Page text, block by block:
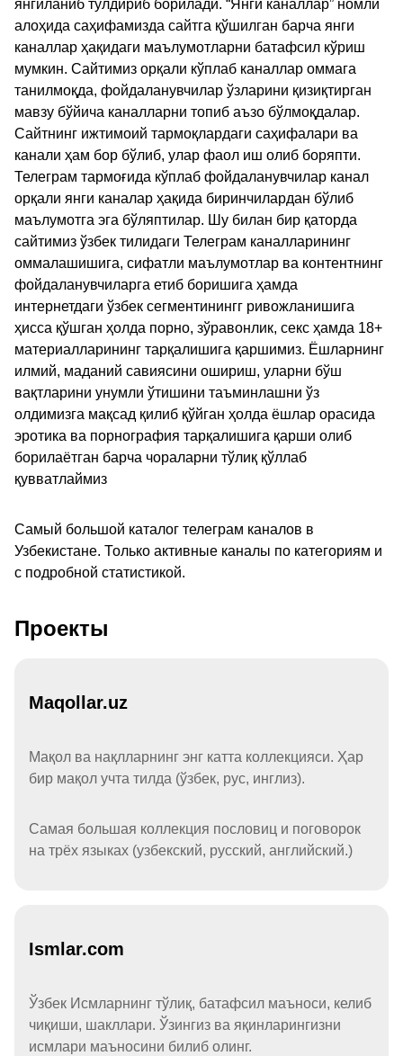
янгиланиб тўлдириб борилади. “Янги каналлар” номли
алоҳида саҳифамизда сайтга қўшилган барча янги
каналлар ҳақидаги маълумотларни батафсил кўриш
мумкин. Сайтимиз орқали кўплаб каналлар оммага
танилмоқда, фойдаланувчилар ўзларини қизиқтирган
мавзу бўйича каналларни топиб аъзо бўлмоқдалар.
Сайтнинг ижтимоий тармоқлардаги саҳифалари ва
канали ҳам бор бўлиб, улар фаол иш олиб боряпти.
Телеграм тармоғида кўплаб фойдаланувчилар канал
орқали янги каналар ҳақида биринчилардан бўлиб
маълумотга эга бўляптилар. Шу билан бир қаторда
сайтимиз ўзбек тилидаги Телеграм каналларининг
оммалашишига, сифатли маълумотлар ва контентнинг
фойдаланувчиларга етиб боришига ҳамда
интернетдаги ўзбек сегментинингг ривожланишига
ҳисса қўшган ҳолда порно, зўравонлик, секс ҳамда 18+
материалларининг тарқалишига қаршимиз. Ёшларнинг
илмий, маданий савиясини ошириш, уларни бўш
вақтларини унумли ўтишини таъминлашни ўз
олдимизга мақсад қилиб қўйган ҳолда ёшлар орасида
эротика ва порнография тарқалишига қарши олиб
борилаётган барча чораларни тўлиқ қўллаб
қувватлаймиз
Самый большой каталог телеграм каналов в
Узбекистане. Только активные каналы по категориям и
с подробной статистикой.
Проекты
Maqollar.uz
Мақол ва нақлларнинг энг катта коллекцияси. Ҳар
бир мақол учта тилда (ўзбек, рус, инглиз).
Самая большая коллекция пословиц и поговорок
на трёх языках (узбекский, русский, английский.)
Ismlar.com
Ўзбек Исмларнинг тўлиқ, батафсил маъноси, келиб
чиқиши, шакллари. Ўзингиз ва яқинларингизни
исмлари маъносини билиб олинг.